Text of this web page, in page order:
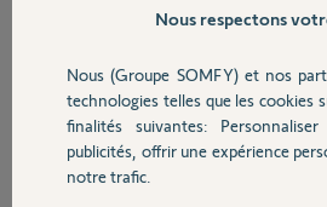
Sécurité
Domotique
Nous respectons
Nous (Groupe SOMFY) et nos
technologies telles que les cookies
finalités suivantes:
publicités, offrir une expérience
notre trafic.